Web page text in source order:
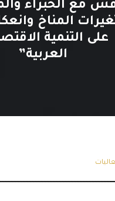
مع الخبراء
المناخ
على التنمية
العربية”